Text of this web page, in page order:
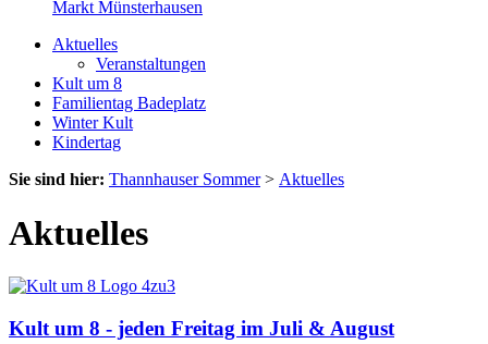
Markt Münsterhausen
Aktuelles
Veranstaltungen
Kult um 8
Familientag Badeplatz
Winter Kult
Kindertag
Sie sind hier: Thannhauser Sommer> Aktuelles
Aktuelles
Kult um 8 - jeden Freitag im Juli & August